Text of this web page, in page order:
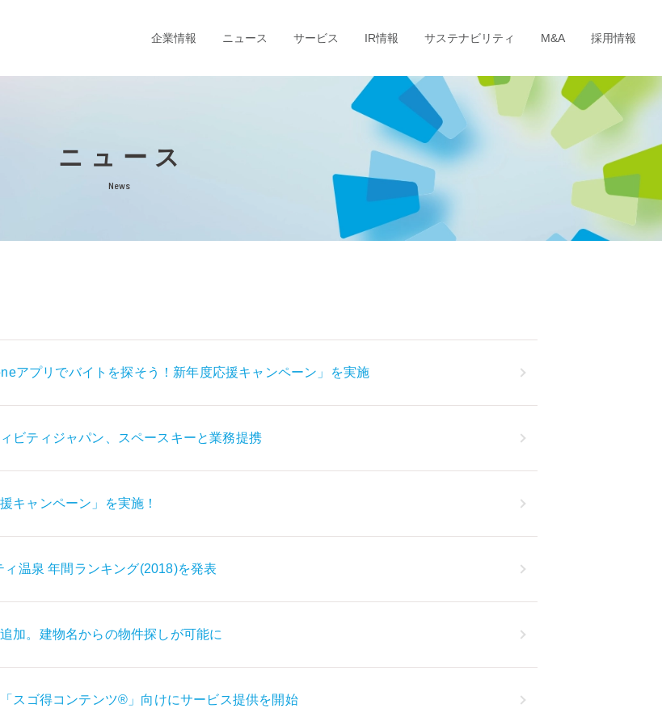
企業情報 ニュース サービス IR情報 サステナビリティ M&A 採用情報
ニュース
News
アプリでバイトを探そう！新年度応援キャンペーン」を実施
ビティジャパン、スペースキーと業務提携
キャンペーン」を実施！
ィ温泉 年間ランキング(2018)を発表
加。建物名からの物件探しが可能に
スゴ得コンテンツ®」向けにサービス提供を開始